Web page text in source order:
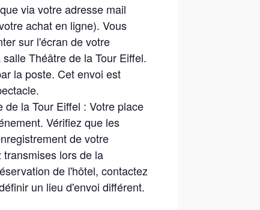
via votre adresse mail
achat en ligne). Vous
sur l'écran de votre
Théâtre de la Tour Eiffel.
la poste. Cet envoi est
la Tour Eiffel : Votre place
Vérifiez que les
de votre
lors de la
de l'hôtel, contactez
un lieu d'envoi différent.